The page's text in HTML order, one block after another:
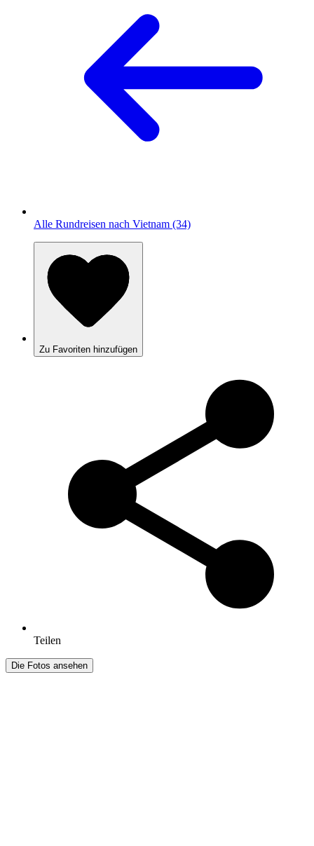
Alle Rundreisen nach Vietnam (34)
Zu Favoriten hinzufügen
Teilen
Die Fotos ansehen